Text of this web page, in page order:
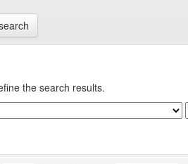
the search results.